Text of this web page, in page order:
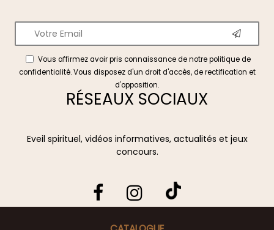
Vous affirmez avoir pris connaissance de notrepolitique de
confidentialité. Vous disposez d'un droit d'accès, de rectification et
d'opposition.
RÉSEAUX SOCIAUX
Eveil spirituel, vidéos informatives, actualités et jeux
concours.